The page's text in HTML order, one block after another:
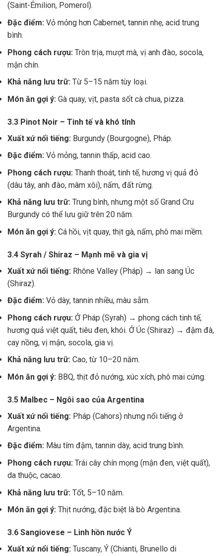
(Saint-Émilion, Pomerol).
Đặc điểm: Vỏ mỏng hơn Cabernet, tannin nhẹ, acid trung
bình.
Phong cách rượu: Tròn trịa, mượt mà, vị anh đào, socola,
mận chín.
Khả năng lưu trữ: Từ 5–15 năm tùy loại.
Món ăn gợi ý: Gà quay, vịt, pasta sốt cà chua, pizza.
3.3 Pinot Noir – Tinh tế và khó tính
Xuất xứ nổi tiếng: Burgundy (Bourgogne), Pháp.
Đặc điểm: Vỏ mỏng, tannin thấp, acid cao.
Phong cách rượu: Thanh thoát, tinh tế, hương vị quả đỏ
(dâu tây, anh đào, mâm xôi), nấm, đất rừng.
Khả năng lưu trữ: Trung bình, nhưng một số Grand Cru
Burgundy có thể lưu giữ trên 20 năm.
Món ăn gợi ý: Cá hồi, vịt quay, thịt gà, nấm, phô mai mềm.
3.4 Syrah / Shiraz – Mạnh mẽ và gia vị
Xuất xứ nổi tiếng: Rhône Valley (Pháp) → lan sang Úc
(Shiraz).
Đặc điểm: Vỏ dày, tannin nhiều, màu sẫm.
Phong cách rượu: Ở Pháp (Syrah) → phong cách tinh tế,
hương quả việt quất, tiêu đen, khói. Ở Úc (Shiraz) → đậm đà,
cay nồng, vị mận, socola, gia vị.
Khả năng lưu trữ: Cao, từ 10–20 năm.
Món ăn gợi ý: BBQ, thịt đỏ nướng, xúc xích, phô mai cứng.
3.5 Malbec – Ngôi sao của Argentina
Xuất xứ nổi tiếng: Pháp (Cahors) nhưng nổi tiếng ở
Argentina.
Đặc điểm: Màu tím đậm, tannin dày, acid trung bình.
Phong cách rượu: Trái cây chín mọng (mận đen, việt quất),
da thuộc, cacao.
Khả năng lưu trữ: Tốt, 5–10 năm.
Món ăn gợi ý: Thịt nướng, đặc biệt là bò Argentina.
3.6 Sangiovese – Linh hồn nước Ý
Xuất xứ nổi tiếng: Tuscany, Ý (Chianti, Brunello di